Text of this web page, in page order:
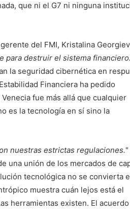
que ni el G7 ni ninguna
del FMI, Kristalina
para destruir el sistema financiero.
la seguridad cibernética en
Financiera ha pedido
fue más allá que cualquier
es la tecnología en sí sino la
nuestras estrictas regulaciones.
una unión de los mercados de
tecnológica no se convierta
muestra cuán lejos está el
herramientas existen. El